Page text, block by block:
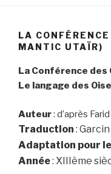
LA
MANTIC UTAÏR)
La Conférence des
Le langage des
Auteur: d’après
Traduction :
Adaptation pour
Année: XIIIème